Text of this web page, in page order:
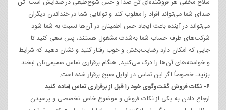
سلاح مخفی هر فروشنده‌ای تن صدا و حس شوخ‌طبعی در صدایش است. تن
صدای شما می‌تواند افراد را مغلوب کند و توانایی شما در خنداندن دیگران
می‌تواند در آینده باعث ایجاد حس اطمینان در آن‌ها نسبت به شما شود.
شرکت‌های طرف حساب شما به‌شدت مشغول هستند، پس سعی کنید تا
جایی که امکان دارد رضایت‌بخش و خوب رفتار کنید و نشان دهید که شرایط
و خواسته‌های آن‌ها را درک می‌کنید. هنگام برقراری تماس صمیمی‌تان لبخند
بزنید، خصوصاً اگر این تماس در اوایل صبح برقرار شده است.
۶- نکات فروش گفت‌وگوی خود را قبل از برقراری تماس آماده کنید
ارجاع دادن به یکی از نکات فروش و موضوع خاص تخصصی و پرسیدن